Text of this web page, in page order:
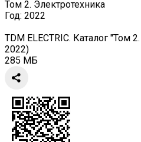
Том 2. Электротехника
Год: 2022
TDM ELECTRIC. Каталог "Том
2022)
285 МБ